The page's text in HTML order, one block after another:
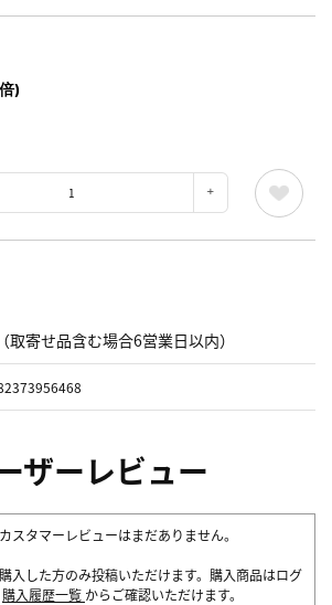
)
寄せ品含む場合6営業日以内）
ザーレビュー
スタマーレビューはまだありません。
入した方のみ投稿いただけます。購入商品はログ
購入履歴一覧 からご確認いただけます。